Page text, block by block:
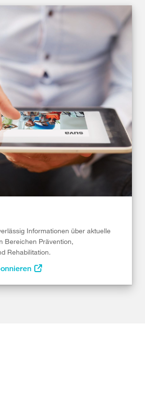
Informationen über aktuelle
Bereichen Prävention,
Rehabilitation.